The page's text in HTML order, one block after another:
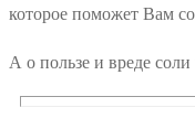
которое поможет Вам
А о пользе и вреде соли